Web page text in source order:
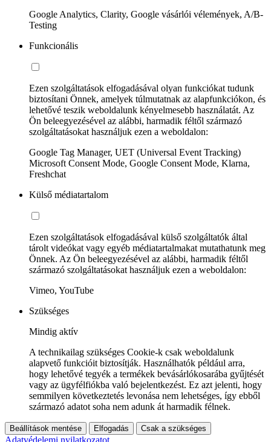
Google Analytics, Clarity, Google vásárlói vélemények, A/B-
Testing
Funkcionális
Ezen szolgáltatások elfogadásával olyan funkciókat tudunk
biztosítani Önnek, amelyek túlmutatnak az alapfunkciókon, és
lehetővé teszik weboldalunk kényelmesebb használatát. Az
Ön beleegyezésével az alábbi, harmadik féltől származó
szolgáltatásokat használjuk ezen a weboldalon:
Google Tag Manager, UET (Universal Event Tracking)
Microsoft Consent Mode, Google Consent Mode, Klarna,
Freshchat
Külső médiatartalom
Ezen szolgáltatások elfogadásával külső szolgáltatók által
tárolt videókat vagy egyéb médiatartalmakat mutathatunk meg
Önnek. Az Ön beleegyezésével az alábbi, harmadik féltől
származó szolgáltatásokat használjuk ezen a weboldalon:
Vimeo, YouTube
Szükséges
Mindig aktív
A technikailag szükséges Cookie-k csak weboldalunk
alapvető funkcióit biztosítják. Használhatók például arra,
hogy lehetővé tegyék a termékek bevásárlókosarába gyűjtését
vagy az ügyfélfiókba való bejelentkezést. Ez azt jelenti, hogy
semmilyen következtetés levonása nem lehetséges, így ebből
származó adatot soha nem adunk át harmadik félnek.
Beállítások mentése Elfogadás Csak a szükséges